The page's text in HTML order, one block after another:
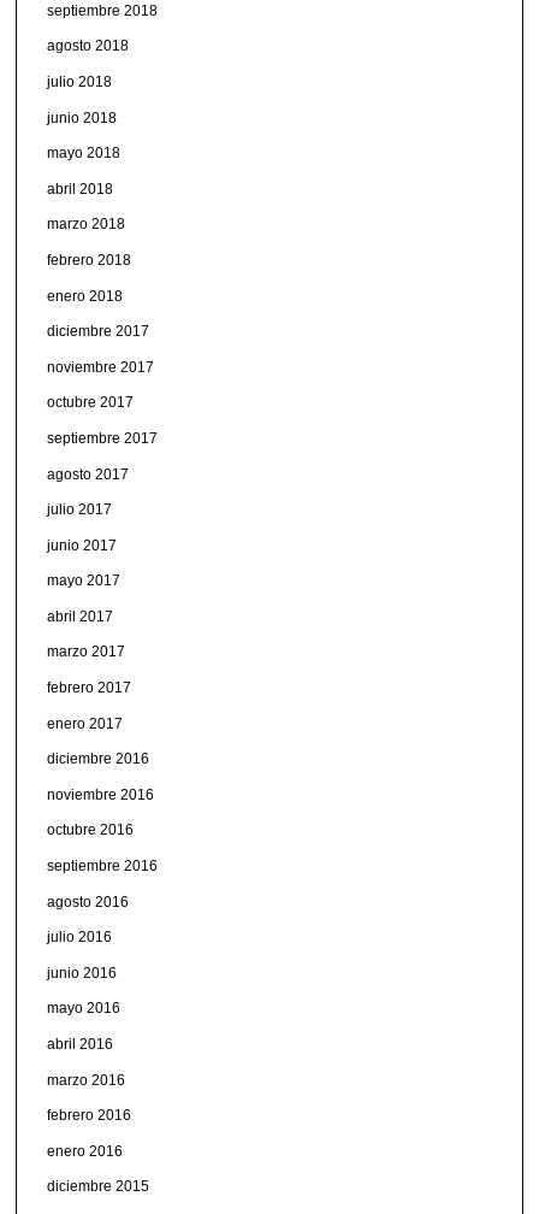
septiembre 2018
agosto 2018
julio 2018
junio 2018
mayo 2018
abril 2018
marzo 2018
febrero 2018
enero 2018
diciembre 2017
noviembre 2017
octubre 2017
septiembre 2017
agosto 2017
julio 2017
junio 2017
mayo 2017
abril 2017
marzo 2017
febrero 2017
enero 2017
diciembre 2016
noviembre 2016
octubre 2016
septiembre 2016
agosto 2016
julio 2016
junio 2016
mayo 2016
abril 2016
marzo 2016
febrero 2016
enero 2016
diciembre 2015